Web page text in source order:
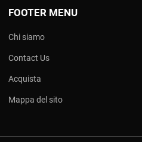
FOOTER MENU
Chi siamo
Contact Us
Acquista
Mappa del sito